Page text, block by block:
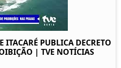
ITACARÉ PUBLICA DECRETO
| TVE NOTÍCIAS